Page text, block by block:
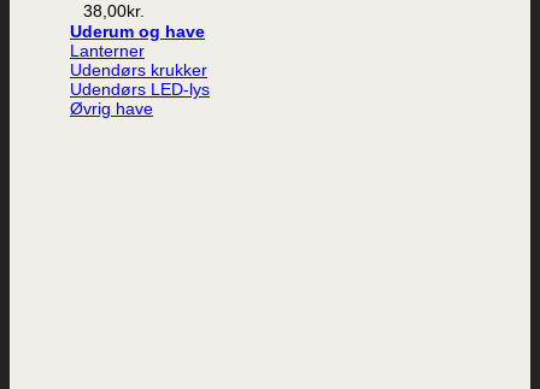
38,00kr.
Uderum og have
Lanterner
Udendørs krukker
Udendørs LED-lys
Øvrig have